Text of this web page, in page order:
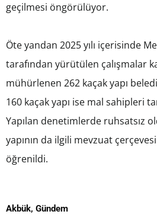
geçilmesi öngörülüyor.
Öte yandan 2025 yılı içerisinde
tarafından yürütülen çalışmalar
mühürlenen 262 kaçak yapı
160 kaçak yapı ise mal sahipleri
Yapılan denetimlerde ruhsatsız
yapının da ilgili mevzuat
öğrenildi.
Akbük, Gündem